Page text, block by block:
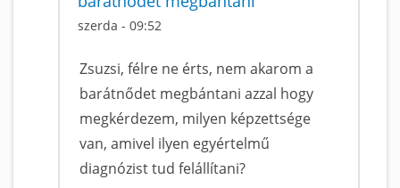
szerda - 09:52
Zsuzsi, félre ne érts, nem akarom a
barátnődet megbántani azzal hogy
megkérdezem, milyen képzettsége
van, amivel ilyen egyértelmű
diagnózist tud felállítani?